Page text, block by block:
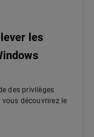
les
des privilèges
découvrirez le